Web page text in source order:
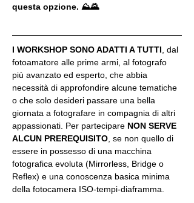
questa opzione. ⛰🌄
I WORKSHOP SONO ADATTI A TUTTI , dal
fotoamatore alle prime armi, al fotografo
più avanzato ed esperto, che abbia
necessità di approfondire alcune tematiche
o che solo desideri passare una bella
giornata a fotografare in compagnia di altri
appassionati. Per partecipare NON SERVE
ALCUN PREREQUISITO , se non quello di
essere in possesso di una macchina
fotografica evoluta (Mirrorless, Bridge o
Reflex) e una conoscenza basica minima
della fotocamera ISO-tempi-diaframma.